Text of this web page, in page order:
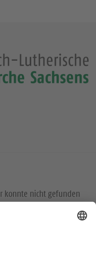
konnte nicht gefunden
kann, können Sie